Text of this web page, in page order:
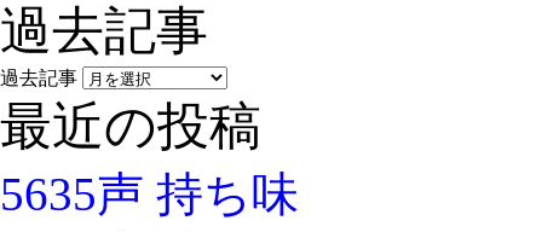
過去記事
過去記事
最近の投稿
5635声 持ち味